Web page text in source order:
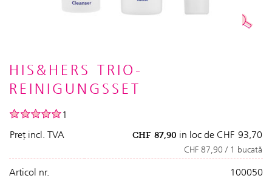
HIS&HERS TRIO-
REINIGUNGSSET
1
Preț incl. TVA
CHF 87,90 in loc de CHF 93,70
CHF 87,90 / 1 bucată
Articol nr.
100050